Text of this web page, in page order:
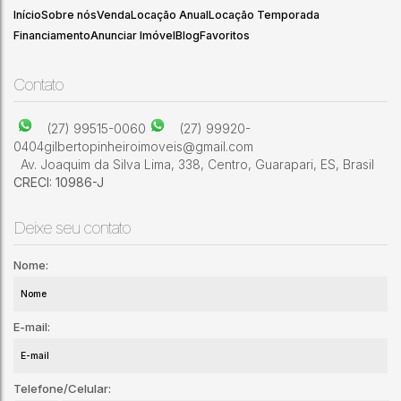
InícioSobre nósVendaLocação AnualLocação Temporada
FinanciamentoAnunciar ImóvelBlogFavoritos
Contato
(27) 99515-0060
(27) 99920-
0404gilbertopinheiroimoveis@gmail.com
Av. Joaquim da Silva Lima, 338, Centro, Guarapari, ES, Brasil
CRECI: 10986-J
Deixe seu contato
Nome:
E-mail:
Telefone/Celular: